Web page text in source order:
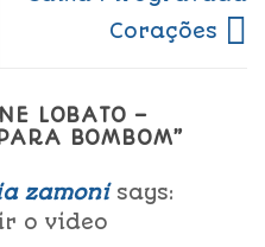
Corações
LOBATO –
BOMBOM”
zamoni says:
o video